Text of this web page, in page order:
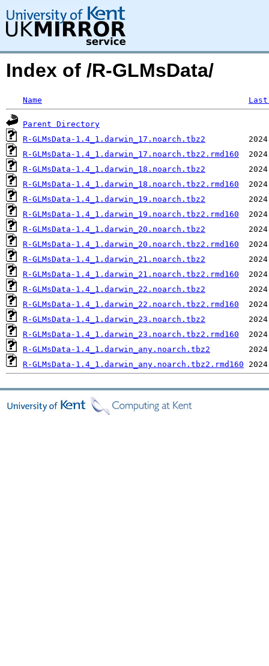
Index of /R-GLMsData/
Name
Parent Directory
R-GLMsData-1.4_1.darwin_17.noarch.tbz2
R-GLMsData-1.4_1.darwin_17.noarch.tbz2.rmd160
R-GLMsData-1.4_1.darwin_18.noarch.tbz2
R-GLMsData-1.4_1.darwin_18.noarch.tbz2.rmd160
R-GLMsData-1.4_1.darwin_19.noarch.tbz2
R-GLMsData-1.4_1.darwin_19.noarch.tbz2.rmd160
R-GLMsData-1.4_1.darwin_20.noarch.tbz2
R-GLMsData-1.4_1.darwin_20.noarch.tbz2.rmd160
R-GLMsData-1.4_1.darwin_21.noarch.tbz2
R-GLMsData-1.4_1.darwin_21.noarch.tbz2.rmd160
R-GLMsData-1.4_1.darwin_22.noarch.tbz2
R-GLMsData-1.4_1.darwin_22.noarch.tbz2.rmd160
R-GLMsData-1.4_1.darwin_23.noarch.tbz2
R-GLMsData-1.4_1.darwin_23.noarch.tbz2.rmd160
R-GLMsData-1.4_1.darwin_any.noarch.tbz2
R-GLMsData-1.4_1.darwin_any.noarch.tbz2.rmd160